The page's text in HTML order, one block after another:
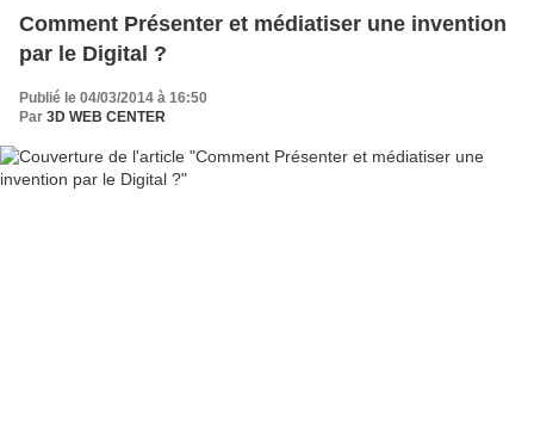
Comment Présenter et médiatiser une invention
par le Digital ?
Publié le 04/03/2014 à 16:50
Par 3D WEB CENTER